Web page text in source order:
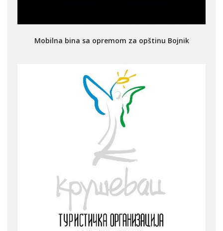
Mobilna bina sa opremom za opštinu Bojnik